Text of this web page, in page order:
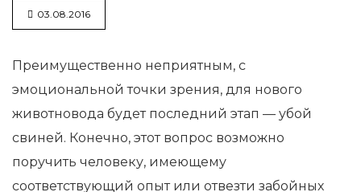
03.08.2016
Преимущественно неприятным, с
эмоциональной точки зрения, для нового
животновода будет последний этап — убой
свиней. Конечно, этот вопрос возможно
поручить человеку, имеющему
соответствующий опыт или отвезти забойных